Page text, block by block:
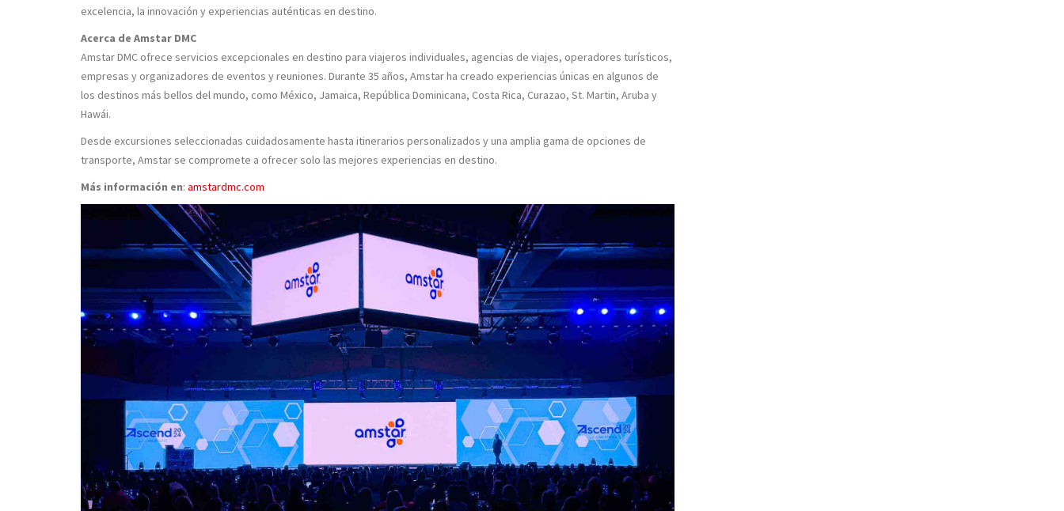
excelencia, la innovación y experiencias auténticas en destino.
Acerca de Amstar DMC
Amstar DMC ofrece servicios excepcionales en destino para viajeros individuales, agencias de viajes, operadores turísticos,
empresas y organizadores de eventos y reuniones. Durante 35 años, Amstar ha creado experiencias únicas en algunos de
los destinos más bellos del mundo, como México, Jamaica, República Dominicana, Costa Rica, Curazao, St. Martin, Aruba y
Hawái.
Desde excursiones seleccionadas cuidadosamente hasta itinerarios personalizados y una amplia gama de opciones de
transporte, Amstar se compromete a ofrecer solo las mejores experiencias en destino.
Más información en: amstardmc.com